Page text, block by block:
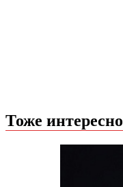
Тоже интересно